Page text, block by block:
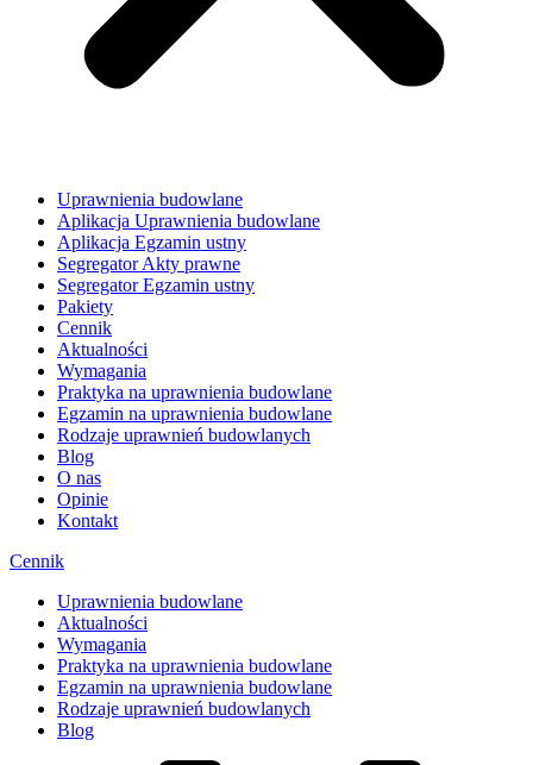
Uprawnienia budowlane
Aplikacja Uprawnienia budowlane
Aplikacja Egzamin ustny
Segregator Akty prawne
Segregator Egzamin ustny
Pakiety
Cennik
Aktualności
Wymagania
Praktyka na uprawnienia budowlane
Egzamin na uprawnienia budowlane
Rodzaje uprawnień budowlanych
Blog
O nas
Opinie
Kontakt
Cennik
Uprawnienia budowlane
Aktualności
Wymagania
Praktyka na uprawnienia budowlane
Egzamin na uprawnienia budowlane
Rodzaje uprawnień budowlanych
Blog